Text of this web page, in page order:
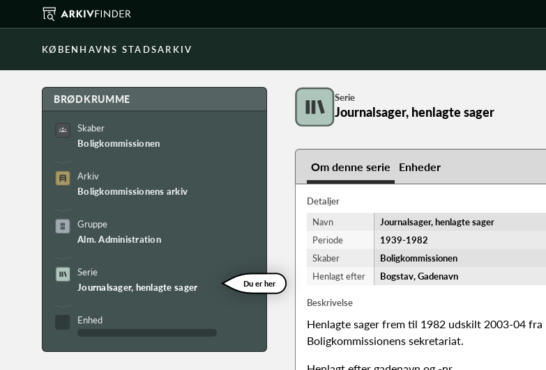
KØBENHAVNS STADSARKIV
BRØDKRUMME
Skaber
Boligkommissionen
Arkiv
Boligkommissionens arkiv
Gruppe
Alm. Administration
Serie
Journalsager, henlagte sager
Du er her
Enhed
Serie
Journalsager, henlagte sager
Om denne serie Enheder
Detaljer
Navn
Journalsager, henlagte sager
Periode
1939-​1982
Skaber
Boligkommissionen
Henlagt efter
Bogstav, Gadenavn
Beskrivelse
Henlagte sager frem til 1982 udskilt 2003-04 fra
Boligkommissionens sekretariat.